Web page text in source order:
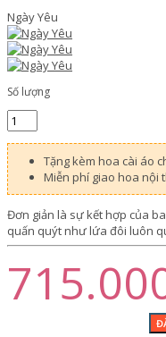
Ngày Yêu
Số lượng
Tặng kèm hoa cài áo
Miễn phí giao hoa nội
Đơn giản là sự kết hợp của
quấn quýt như lứa đôi luôn